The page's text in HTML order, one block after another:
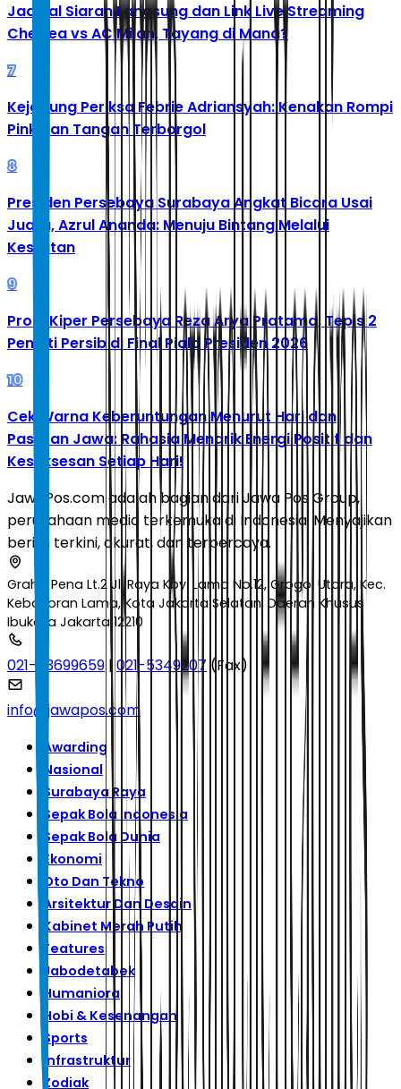
Jadwal Siaran Langsung dan Link Live Streaming
Chelsea vs AC Milan, Tayang di Mana?
7
Kejagung Periksa Febrie Adriansyah: Kenakan Rompi
Pink dan Tangan Terborgol
8
Presiden Persebaya Surabaya Angkat Bicara Usai
Juara, Azrul Ananda: Menuju Bintang Melalui
Kesulitan
9
Profil Kiper Persebaya Reza Arya Pratama, Tepis 2
Penalti Persib di Final Piala Presiden 2026
10
Cek Warna Keberuntungan Menurut Hari dan
Pasaran Jawa: Rahasia Menarik Energi Positif dan
Kesuksesan Setiap Hari!
JawaPos.com adalah bagian dari Jawa Pos Group,
perusahaan media terkemuka di Indonesia. Menyajikan
berita terkini, akurat, dan terpercaya.
Graha Pena Lt.2 Jl. Raya Kby. Lama No.12, Grogol Utara, Kec.
Kebayoran Lama, Kota Jakarta Selatan, Daerah Khusus
Ibukota Jakarta 12210
021-53699659 | 021-5349207 (Fax)
info@jawapos.com
Awarding
Nasional
Surabaya Raya
Sepak Bola Indonesia
Sepak Bola Dunia
Ekonomi
Oto Dan Tekno
Arsitektur Dan Desain
Kabinet Merah Putih
Features
Jabodetabek
Humaniora
Hobi & Kesenangan
Sports
Infrastruktur
Zodiak